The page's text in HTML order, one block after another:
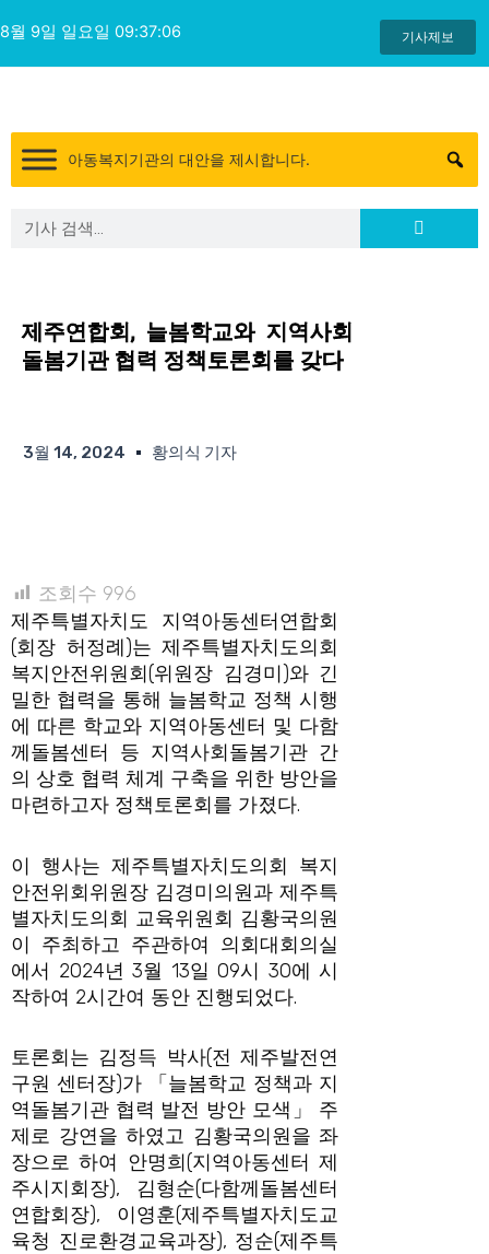
텐
츠
8월 9일 일요일 09:37:07 기사제보
아동복지기관의 대안을 제시합니다.
Search Search
제주연합회, 늘봄학교와 지역사회
돌봄기관 협력 정책토론회를 갖다
3월 14, 2024 황의식 기자
조회수 996
제주특별자치도 지역아동센터연합회
(회장 허정례)는 제주특별자치도의회
복지안전위원회(위원장 김경미)와 긴
밀한 협력을 통해 늘봄학교 정책 시행
에 따른 학교와 지역아동센터 및 다함
께돌봄센터 등 지역사회돌봄기관 간
의 상호 협력 체계 구축을 위한 방안을
마련하고자 정책토론회를 가졌다.
이 행사는 제주특별자치도의회 복지
안전위회위원장 김경미의원과 제주특
별자치도의회 교육위원회 김황국의원
이 주최하고 주관하여 의회대회의실
에서 2024년 3월 13일 09시 30에 시
작하여 2시간여 동안 진행되었다.
토론회는 김정득 박사(전 제주발전연
구원 센터장)가 「늘봄학교 정책과 지
역돌봄기관 협력 발전 방안 모색」 주
제로 강연을 하였고 김황국의원을 좌
장으로 하여 안명희(지역아동센터 제
주시지회장), 김형순(다함께돌봄센터
연합회장), 이영훈(제주특별자치도교
육청 진로환경교육과장), 정순(제주특